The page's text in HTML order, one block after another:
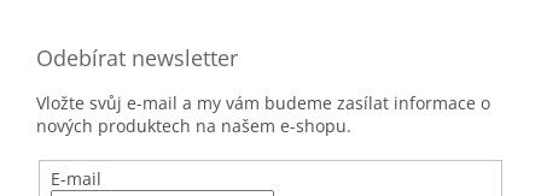
Odebírat newsletter
Vložte svůj e-mail a my vám budeme zasílat informace o
nových produktech na našem e-shopu.
E-mail